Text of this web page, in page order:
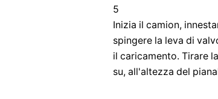
5
Inizia il camion,
spingere la leva di
il caricamento. Tirare
su, all'altezza del